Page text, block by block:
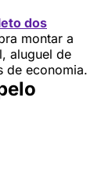
dos
montar a
aluguel de
de economia.